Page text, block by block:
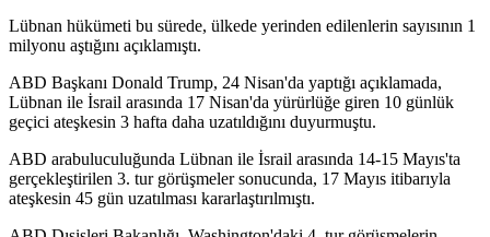
Lübnan hükümeti bu sürede, ülkede yerinden edilenlerin sayısının 1
milyonu aştığını açıklamıştı.
ABD Başkanı Donald Trump, 24 Nisan'da yaptığı açıklamada,
Lübnan ile İsrail arasında 17 Nisan'da yürürlüğe giren 10 günlük
geçici ateşkesin 3 hafta daha uzatıldığını duyurmuştu.
ABD arabuluculuğunda Lübnan ile İsrail arasında 14-15 Mayıs'ta
gerçekleştirilen 3. tur görüşmeler sonucunda, 17 Mayıs itibarıyla
ateşkesin 45 gün uzatılması kararlaştırılmıştı.